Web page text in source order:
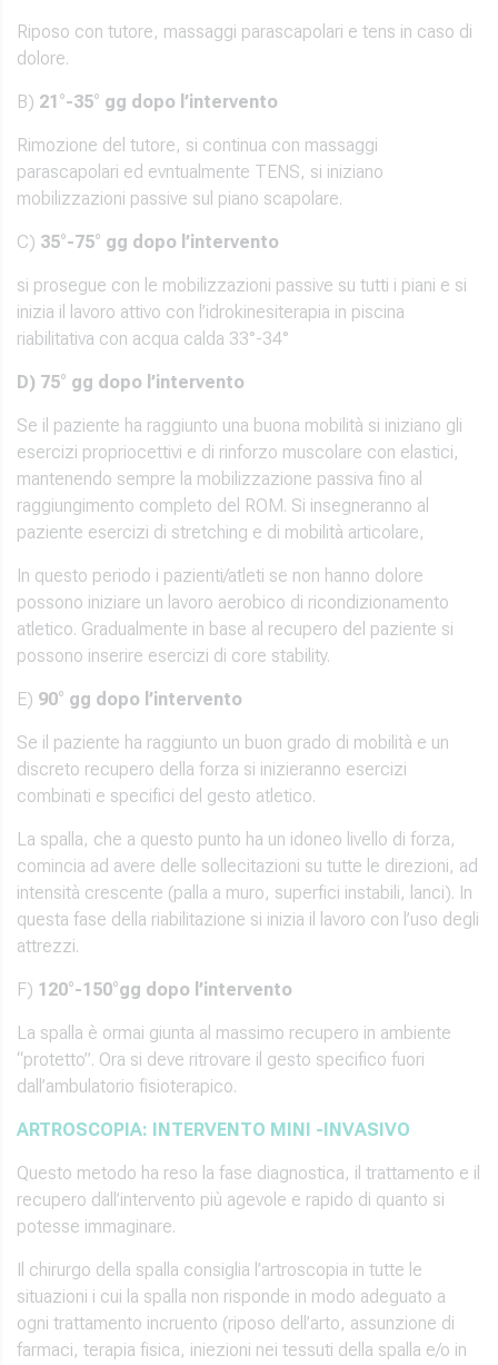
Riposo con tutore, massaggi parascapolari e tens in caso di
dolore.
B) 21°-35° gg dopo l’intervento
Rimozione del tutore, si continua con massaggi
parascapolari ed evntualmente TENS, si iniziano
mobilizzazioni passive sul piano scapolare.
C) 35°-75° gg dopo l’intervento
si prosegue con le mobilizzazioni passive su tutti i piani e si
inizia il lavoro attivo con l’idrokinesiterapia in piscina
riabilitativa con acqua calda 33°-34°
D) 75° gg dopo l’intervento
Se il paziente ha raggiunto una buona mobilità si iniziano gli
esercizi propriocettivi e di rinforzo muscolare con elastici,
mantenendo sempre la mobilizzazione passiva fino al
raggiungimento completo del ROM. Si insegneranno al
paziente esercizi di stretching e di mobilità articolare,
In questo periodo i pazienti/atleti se non hanno dolore
possono iniziare un lavoro aerobico di ricondizionamento
atletico. Gradualmente in base al recupero del paziente si
possono inserire esercizi di core stability.
E) 90° gg dopo l’intervento
Se il paziente ha raggiunto un buon grado di mobilità e un
discreto recupero della forza si inizieranno esercizi
combinati e specifici del gesto atletico.
La spalla, che a questo punto ha un idoneo livello di forza,
comincia ad avere delle sollecitazioni su tutte le direzioni, ad
intensità crescente (palla a muro, superfici instabili, lanci). In
questa fase della riabilitazione si inizia il lavoro con l’uso degli
attrezzi.
F) 120°-150°gg dopo l’intervento
La spalla è ormai giunta al massimo recupero in ambiente
“protetto”. Ora si deve ritrovare il gesto specifico fuori
dall’ambulatorio fisioterapico.
ARTROSCOPIA: INTERVENTO MINI -INVASIVO
Questo metodo ha reso la fase diagnostica, il trattamento e il
recupero dall’intervento più agevole e rapido di quanto si
potesse immaginare.
Il chirurgo della spalla consiglia l’artroscopia in tutte le
situazioni i cui la spalla non risponde in modo adeguato a
ogni trattamento incruento (riposo dell’arto, assunzione di
farmaci, terapia fisica, iniezioni nei tessuti della spalla e/o in